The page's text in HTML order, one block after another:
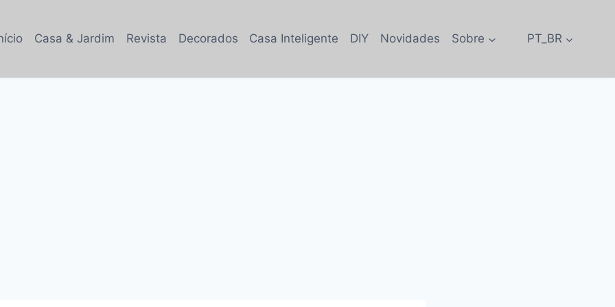
Casa & Jardim Revista Decorados Casa Inteligente DIY Novidades Sobre PT_BR